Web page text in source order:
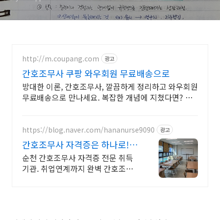
http://m.coupang.com 광고
간호조무사 쿠팡 와우회원 무료배송으로
방대한 이론, 간호조무사, 깔끔하게 정리하고 와우회원
무료배송으로 만나세요. 복잡한 개념에 지쳤다면? 핵
https://blog.naver.com/hananurse9090 광고
간호조무사 자격증은 하나로!
취업까지 100% 완벽지원
순천 간호조무사 자격증 전문 취득
기관. 취업연계까지 완벽 간호조무